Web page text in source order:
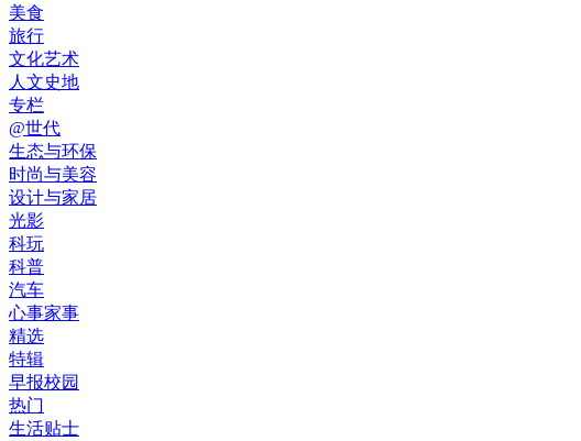
美食
旅行
文化艺术
人文史地
专栏
@世代
生态与环保
时尚与美容
设计与家居
光影
科玩
科普
汽车
心事家事
精选
特辑
早报校园
热门
生活贴士